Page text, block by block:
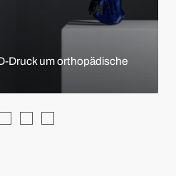
Druck um orthopädische